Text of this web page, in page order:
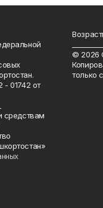
01742 от
средствам
© 2026
только